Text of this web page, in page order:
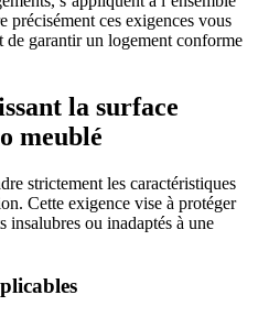
ces exigences vous
de garantir un logement conforme
la surface
meublé
strictement les caractéristiques
Cette exigence vise à protéger
insalubres ou inadaptés à une